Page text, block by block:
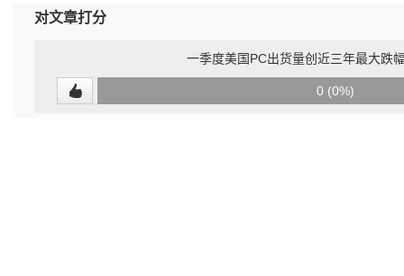
对文章打分
一季度美国PC出货量创近三年最大跌
0 (0%)